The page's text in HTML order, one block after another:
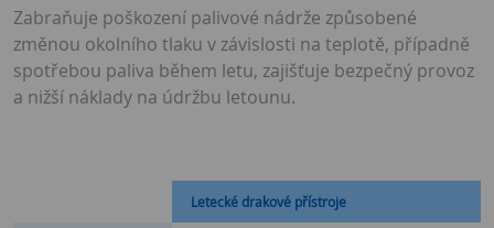
Zabraňuje poškození palivové nádrže způsobené
změnou okolního tlaku v závislosti na teplotě, případně
spotřebou paliva během letu, zajišťuje bezpečný provoz
a nižší náklady na údržbu letounu.
Letecké drakové přístroje